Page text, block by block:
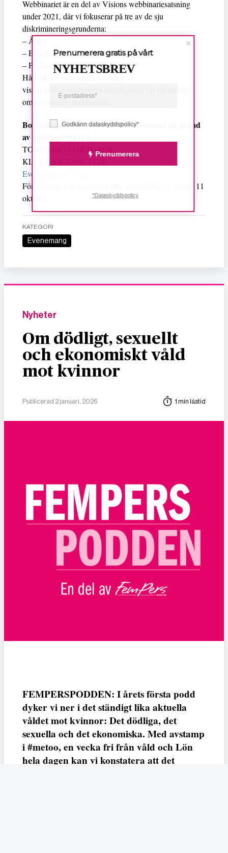
Webbinariet är en del av Visions webbinariesatsning
under 2021, där vi fokuserar på tre av de sju
diskrimineringsgrunderna:
– Ålder
– Etnicitet
– Psykisk funktionsnedsättning
Håll utkik i våra kanaler och på
vision.se/likarattigheterochmojligheter för information
om kommande webbinarier.
Bortvald på jobbet – att bli diskriminerad på grund
av hudfärg/etnicitet
TORSDAG 14 OKTOBER
KLOCKAN 12:00–13:00
Evenemang av Vision
Föreläsningen är öppen för alla. Anmäl dig
senast 11
oktober.
KATEGORI
Evenemang
Nyheter
Om dödligt, sexuellt
och ekonomiskt våld
mot kvinnor
Publicerad 2 januari, 2026 1 min lästid
FEMPERSPODDEN: I årets första podd
dyker vi ner i det ständigt lika aktuella
våldet mot kvinnor: Det dödliga, det
sexuella och det ekonomiska. Med avstamp
i #metoo, en vecka fri från våld och Lön
hela dagen kan vi konstatera att det
Godkänn dataskyddspolicy*
Prenumerera
Prenumerera gratis på vårt
NYHETSBREV
*Dataskyddspolicy